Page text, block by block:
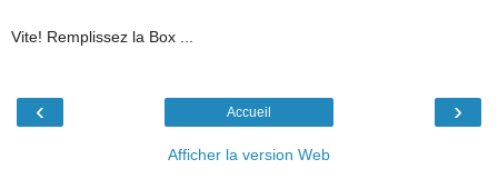
Vite! Remplissez la Box ...
‹ ›
Accueil
Afficher la version Web